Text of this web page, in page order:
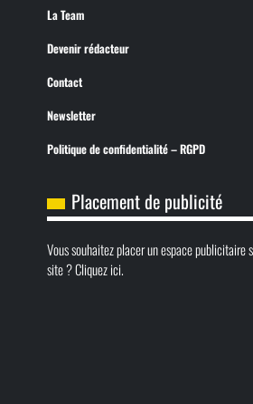
La Team
Devenir rédacteur
Contact
Newsletter
Politique de confidentialité – RGPD
Placement de publicité
Vous souhaitez placer un espace publicitaire
site ? Cliquez ici.